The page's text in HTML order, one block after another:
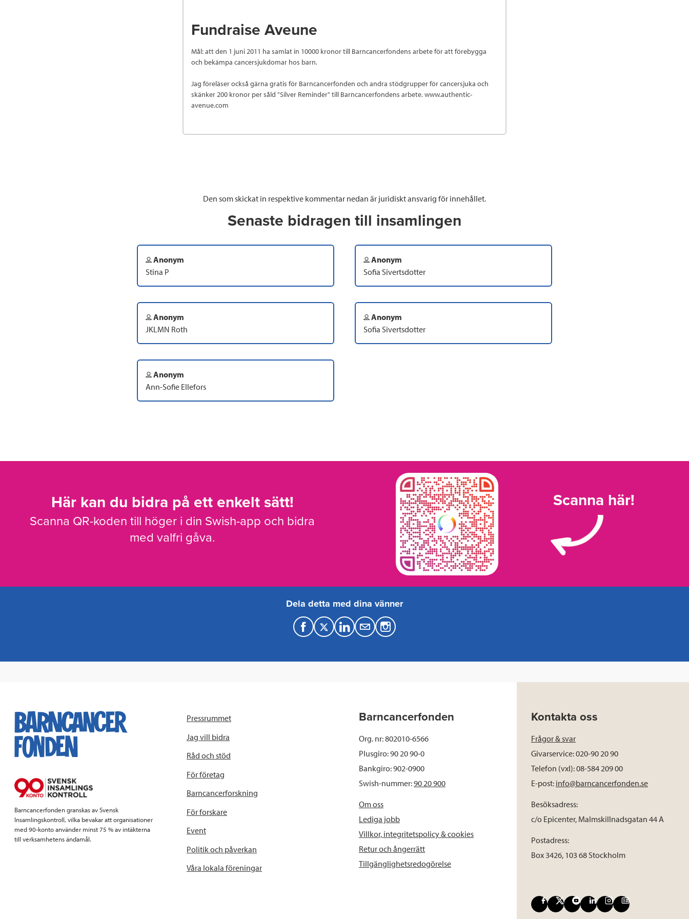
Fundraise Aveune
Mål: att den 1 juni 2011 ha samlat in 10000 kronor till Barncancerfondens arbete för att förebygga
och bekämpa cancersjukdomar hos barn.
Jag föreläser också gärna gratis för Barncancerfonden och andra stödgrupper för cancersjuka och
skänker 200 kronor per såld "Silver Reminder" till Barncancerfondens arbete. www.authentic-
avenue.com
Den som skickat in respektive kommentar nedan är juridiskt ansvarig för innehållet.
Senaste bidragen till insamlingen
Anonym
Stina P
Anonym
JKLMN Roth
Anonym
Ann-Sofie Ellefors
Anonym
Sofia Sivertsdotter
Anonym
Sofia Sivertsdotter
Här kan du bidra på ett enkelt sätt!
Scanna QR-koden till höger i din Swish-app och bidra
med valfri gåva.
Scanna här!
Dela detta med dina vänner
F
T
L
M
Barncancerfonden granskas av Svensk
Insamlingskontroll, vilka bevakar att organisationer
med 90-konto använder minst 75 % av intäkterna
till verksamhetens ändamål.
Pressrummet
Jag vill bidra
Råd och stöd
För företag
Barncancerforskning
För forskare
Event
Politik och påverkan
Våra lokala föreningar
Barncancerfonden
Org. nr: 802010-6566
Plusgiro: 90 20 90-0
Bankgiro: 902-0900
Swish-nummer:90 20 900
Om oss
Lediga jobb
Villkor, integritetspolicy & cookies
Retur och ångerrätt
Tillgänglighetsredogörelse
Kontakta oss
Frågor & svar
Givarservice: 020-90 20 90
Telefon (vxl): 08-584 209 00
E-post: info@barncancerfonden.se
Besöksadress:
c/o Epicenter, Malmskillnadsgatan 44 A
Postadress:
Box 3426, 103 68 Stockholm
F
X
Y
L
I
B